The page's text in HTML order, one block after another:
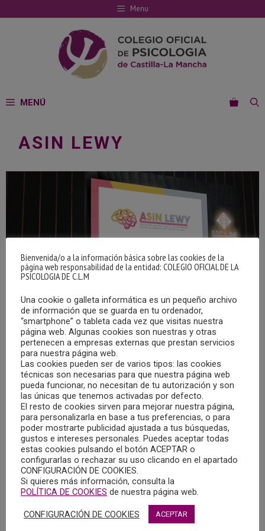
al
Menu
MENÚ
ASIN LEWY
EL COPCLM ASISTE A LA PRESENTACIÓN DE LA
NUEVA ASOCIACIÓN ASIN LEWY
02/04/2024
El pasado 19 de marzo el vocal de la Junta de Gobierno del
COPCLM, Víctor Manuel Aragón Navarro, asistió a la
presentación de la nueva asociación Asin Lewy
MÁS
Bienvenida/o a la información básica sobre las cookies de la
página web responsabilidad de la entidad: COLEGIO OFICIAL DE LA
PSICOLOGIA DE C.L.M
Una cookie o galleta informática es un pequeño archivo
de información que se guarda en tu ordenador,
“smartphone” o tableta cada vez que visitas nuestra
página web. Algunas cookies son nuestras y otras
pertenecen a empresas externas que prestan servicios
para nuestra página web.
Las cookies pueden ser de varios tipos: las cookies
técnicas son necesarias para que nuestra página web
pueda funcionar, no necesitan de tu autorización y son
las únicas que tenemos activadas por defecto.
El resto de cookies sirven para mejorar nuestra página,
para personalizarla en base a tus preferencias, o para
poder mostrarte publicidad ajustada a tus búsquedas,
gustos e intereses personales. Puedes aceptar todas
estas cookies pulsando el botón ACEPTAR o
configurarlas o rechazar su uso clicando en el apartado
CONFIGURACIÓN DE COOKIES.
Si quieres más información, consulta la
POLÍTICA DE COOKIES de nuestra página web.
CONFIGURACIÓN DE COOKIES ACEPTAR